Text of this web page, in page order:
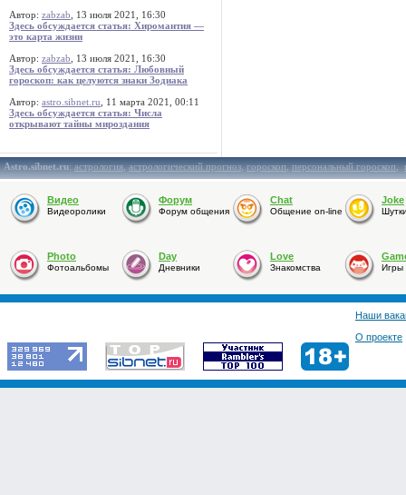
Автор: zabzab , 13 июля 2021, 16:30
Здесь обсуждается статья: Хиромантия —
это карта жизни
Автор: zabzab , 13 июля 2021, 16:30
Здесь обсуждается статья: Любовный
гороскоп: как целуются знаки Зодиака
Автор: astro.sibnet.ru , 11 марта 2021, 00:11
Здесь обсуждается статья: Числа
открывают тайны мироздания
Astro.sibnet.ru:астрология,астрологический прогноз,гороскоп,персональный гороскоп,
Видео
Видеоролики
Форум
Форум общения
Chat
Общение on-line
Joke
Photo
Фотоальбомы
Day
Дневники
Love
Знакомства Игры
Наши
О проекте